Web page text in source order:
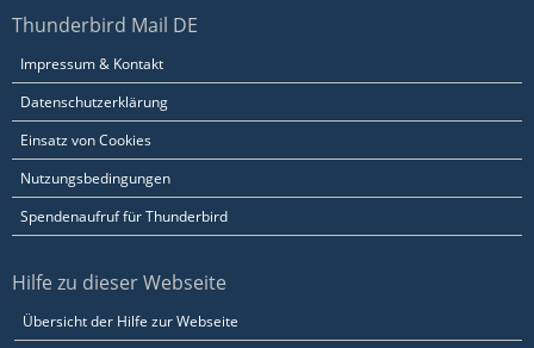
Thunderbird Mail DE
Impressum & Kontakt
Datenschutzerklärung
Einsatz von Cookies
Nutzungsbedingungen
Spendenaufruf für Thunderbird
Hilfe zu dieser Webseite
Übersicht der Hilfe zur Webseite